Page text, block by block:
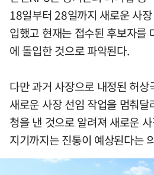
18일부터 28일까지 새로운 사
입했고 현재는 접수된 후보자를
에 돌입한 것으로 파악된다.
다만 과거 사장으로 내정된 허
새로운 사장 선임 작업을 멈춰
청을 낸 것으로 알려져 새로운
지기까지는 진통이 예상된다는